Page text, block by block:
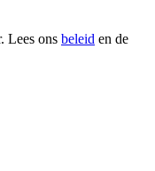
. Lees ons beleid en de